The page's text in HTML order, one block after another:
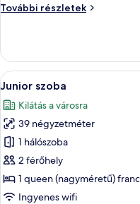
További részletek
Deluxe
A
következő
szoba
összes
képének
megtekintése:
Junior
szoba
4
Junior szoba
Kilátás a városra
39 négyzetméter
1 hálószoba
2 férőhely
1 queen (nagyméretű)
Ingyenes wifi